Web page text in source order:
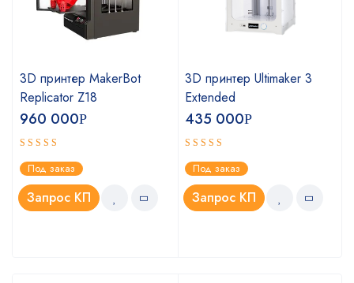
3D принтер MakerBot
Replicator Z18
960 000Р
Оценка
4.75из 5
Под заказ
Запрос КП
3D принтер Ultimaker 3
Extended
435 000Р
Оценка
5.00из 5
Под заказ
Запрос КП